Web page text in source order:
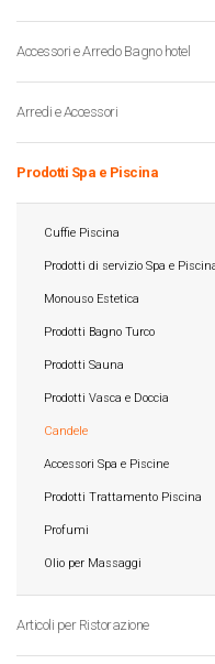
Accessori e Arredo Bagno hotel
Arredi e Accessori
Prodotti Spa e Piscina
Cuffie Piscina
Prodotti di servizio Spa e
Monouso Estetica
Prodotti Bagno Turco
Prodotti Sauna
Prodotti Vasca e Doccia
Candele
Accessori Spa e Piscine
Prodotti Trattamento Piscina
Profumi
Olio per Massaggi
Articoli per Ristorazione